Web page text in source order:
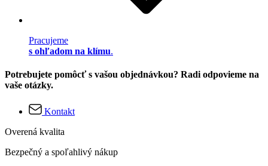
Pracujeme
s ohľadom na klímu.
Potrebujete pomôcť s vašou objednávkou? Radi odpovieme na
vaše otázky.
Kontakt
Overená kvalita
Bezpečný a spoľahlivý nákup